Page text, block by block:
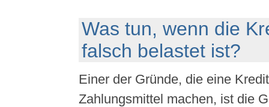
Was tun, wenn die
falsch belastet ist?
Einer der Gründe, die eine
Zahlungsmittel machen, ist die